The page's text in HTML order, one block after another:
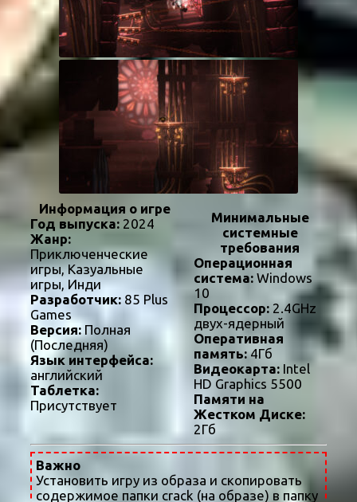
Информация о игре
Год выпуска: 2024
Жанр:
Приключенческие
игры, Казуальные
игры, Инди
Разработчик: 85 Plus
Games
Версия: Полная
(Последняя)
Язык интерфейса:
английский
Таблетка:
Присутствует
Минимальные
системные
требования
Операционная
система:Windows
10
Процессор:2.4GHz
двух-ядерный
Оперативная
память:4Гб
Видеокарта:Intel
HD Graphics 5500
Памяти на
Жестком Диске:
2Гб
Важно
Установить игру из образа и скопировать
содержимое папки crack (на образе) в папку